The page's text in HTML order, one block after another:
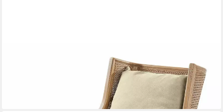
Sessel Sessel Greenbrier antikbraun/beige